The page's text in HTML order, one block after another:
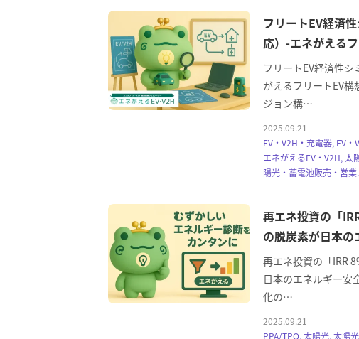
フリートEV経済
応）-エネがえる
フリートEV経済性
がえるフリートEV
ジョン構…
2025.09.21
EV・V2H・充電器, EV
エネがえるEV・V2H, 太
陽光・蓄電池販売・営
再エネ投資の「
の脱炭素が日本の
再エネ投資の「IRR
日本のエネルギー安
化の…
2025.09.21
PPA/TPO, 太陽光, 太陽